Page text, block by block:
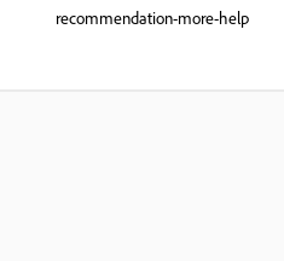
recommendation-more-help